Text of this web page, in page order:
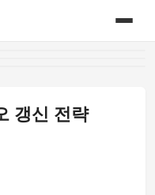
갱신 전략